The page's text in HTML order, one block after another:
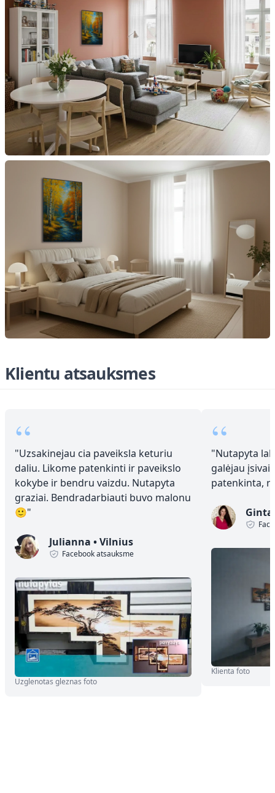
Klientu atsauksmes
“
"Uzsakinejau cia paveiksla keturiu
daliu. Likome patenkinti ir paveikslo
kokybe ir bendru vaizdu. Nutapyta
graziai. Bendradarbiauti buvo malonu
🙂"
Julianna •Vilnius
Facebook atsauksme
Uzglenotas gleznas foto
“
"Nutapyta
galėjau
patenkinta,
Klienta foto